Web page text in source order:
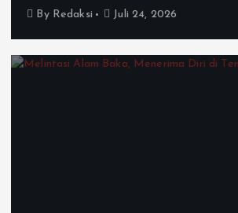
By Redaksi Juli 24, 2026